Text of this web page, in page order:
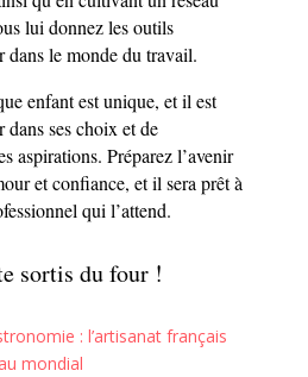
lui donnez les outils
dans le monde du travail.
enfant est unique, et il est
ses choix et de
aspirations. Préparez l’avenir
et confiance, et il sera prêt à
qui l’attend.
sortis du four !